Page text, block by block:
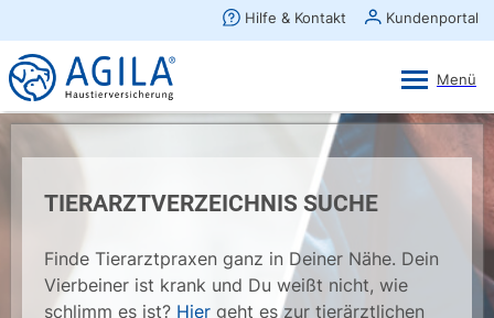
TIERARZTVERZEICHNIS SUCHE
Finde Tierarztpraxen ganz in Deiner Nähe. Dein
Vierbeiner ist krank und Du weißt nicht, wie
schlimm es ist? Hier geht es zur tierärztlichen
×
AGILA Kunden-App
Gratis - Im Play Store laden
Ansehen